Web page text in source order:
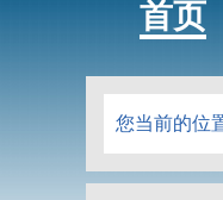
首页
您当前的位